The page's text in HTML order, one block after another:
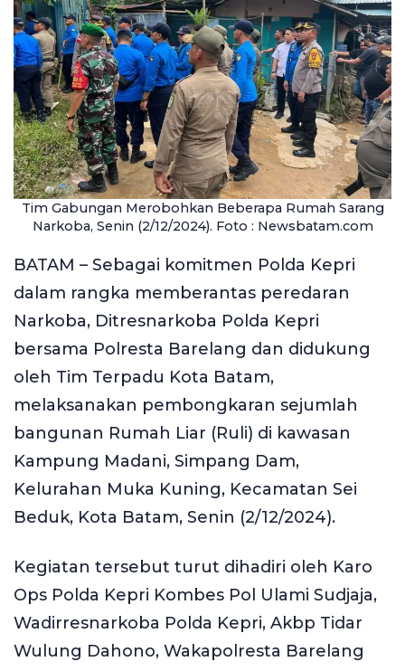
Tim Gabungan Merobohkan Beberapa Rumah Sarang
Narkoba, Senin (2/12/2024). Foto : Newsbatam.com
BATAM – Sebagai komitmen Polda Kepri
dalam rangka memberantas peredaran
Narkoba, Ditresnarkoba Polda Kepri
bersama Polresta Barelang dan didukung
oleh Tim Terpadu Kota Batam,
melaksanakan pembongkaran sejumlah
bangunan Rumah Liar (Ruli) di kawasan
Kampung Madani, Simpang Dam,
Kelurahan Muka Kuning, Kecamatan Sei
Beduk, Kota Batam, Senin (2/12/2024).
Kegiatan tersebut turut dihadiri oleh Karo
Ops Polda Kepri Kombes Pol Ulami Sudjaja,
Wadirresnarkoba Polda Kepri, Akbp Tidar
Wulung Dahono, Wakapolresta Barelang